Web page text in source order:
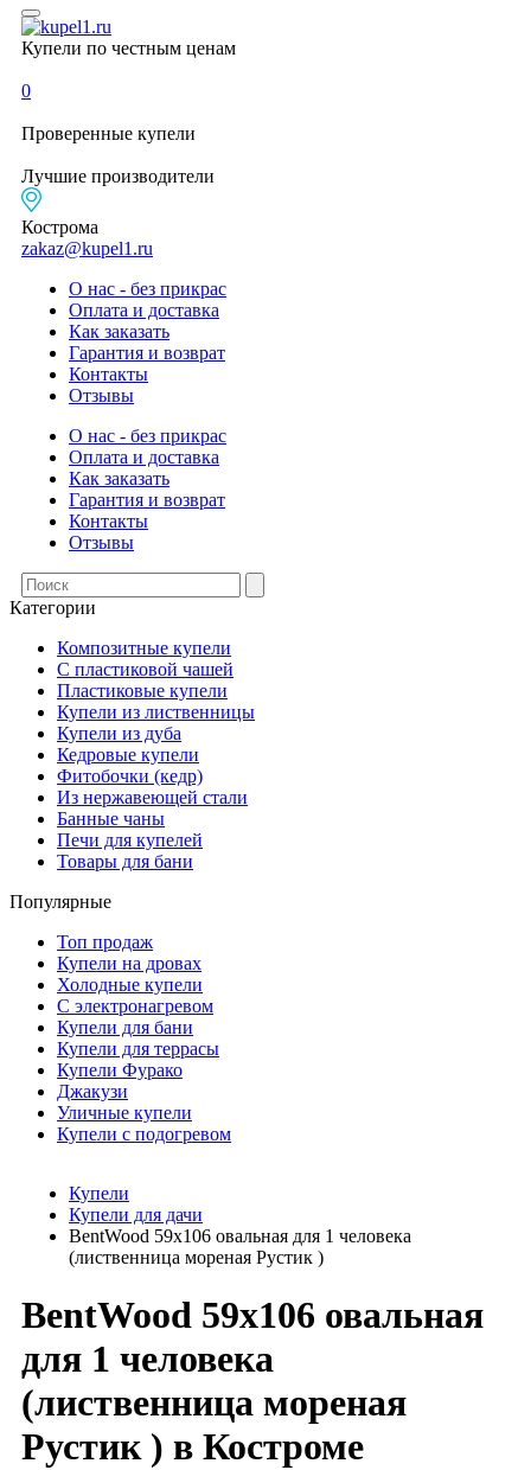
Купели по честным ценам
0
Проверенные купели
Лучшие производители
Кострома
zakaz@kupel1.ru
О нас - без прикрас
Оплата и доставка
Как заказать
Гарантия и возврат
Контакты
Отзывы
О нас - без прикрас
Оплата и доставка
Как заказать
Гарантия и возврат
Контакты
Отзывы
Категории
Композитные купели
С пластиковой чашей
Пластиковые купели
Купели из лиственницы
Купели из дуба
Кедровые купели
Фитобочки (кедр)
Из нержавеющей стали
Банные чаны
Печи для купелей
Товары для бани
Популярные
Топ продаж
Купели на дровах
Холодные купели
С электронагревом
Купели для бани
Купели для террасы
Купели Фурако
Джакузи
Уличные купели
Купели с подогревом
Купели
Купели для дачи
BentWood 59х106 овальная для 1 человека
(лиственница мореная Рустик )
BentWood 59х106 овальная
для 1 человека
(лиственница мореная
Рустик ) в Костроме